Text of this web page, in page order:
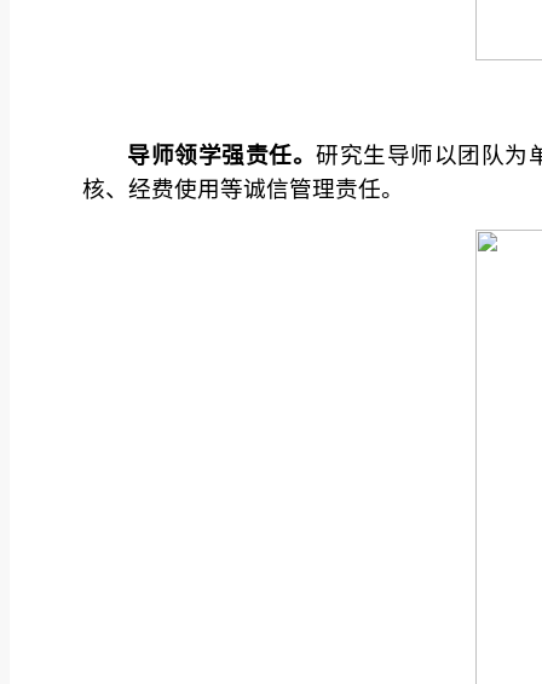
导师领学强责任。研究生导师以团队为
核、经费使用等诚信管理责任。